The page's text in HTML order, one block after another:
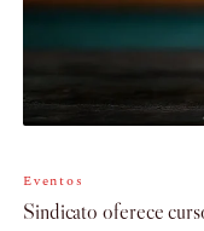
Eventos
Sindicato oferece